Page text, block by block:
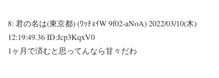
8: 君の名は(東京都) (ﾜｯﾁｮｲW 9f02-aNoA)2022/03/10(木)
12:19:49.36 ID:Jcp3KqxV0
1ヶ月で済むと思ってんなら甘々だわ